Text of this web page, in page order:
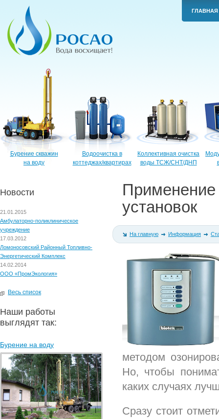
ГЛАВНАЯ
Бурение скважин
на воду
Водоочистка в
коттеджах/квартирах
Коллективная очистка
воды ТСЖ/СНТ/ДНП
Новости
21.01.2015
Амбулаторно-поликлиническое
учреждение
17.03.2012
Ломоносовский Районный Топливно-
Энергетический Комплекс
14.02.2014
ООО «ПромЭкология»
Весь список
Наши работы
выглядят так:
Бурение на воду
установок
На главную Информация
методом
Но, чтобы
каких случаях
Сразу стоит